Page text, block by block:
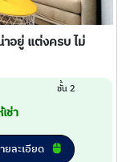
าอยู่ แต่งครบ ไม่
ชั้น 2
ช่า
ยละเอียด